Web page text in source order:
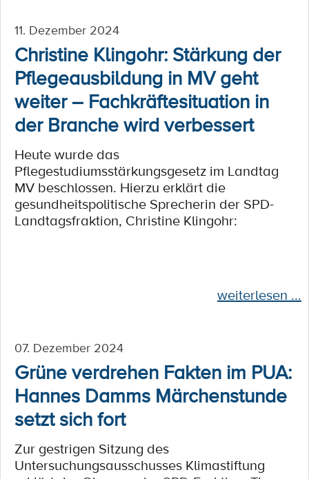
11. Dezember 2024
Christine Klingohr: Stärkung der
Pflegeausbildung in MV geht
weiter – Fachkräftesituation in
der Branche wird verbessert
Heute wurde das
Pflegestudiumsstärkungsgesetz im Landtag
MV beschlossen. Hierzu erklärt die
gesundheitspolitische Sprecherin der SPD-
Landtagsfraktion, Christine Klingohr:
weiterlesen ...
07. Dezember 2024
Grüne verdrehen Fakten im PUA:
Hannes Damms Märchenstunde
setzt sich fort
Zur gestrigen Sitzung des
Untersuchungsausschusses Klimastiftung